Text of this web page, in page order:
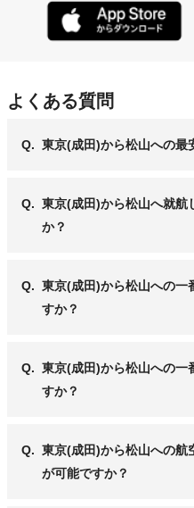
よくある質問
Q. 東京(成田)から松山への最
Q. 東京(成田)から松山へ就航
か？
Q. 東京(成田)から松山への一
すか？
Q. 東京(成田)から松山への一
すか？
Q. 東京(成田)から松山への航
が可能ですか？